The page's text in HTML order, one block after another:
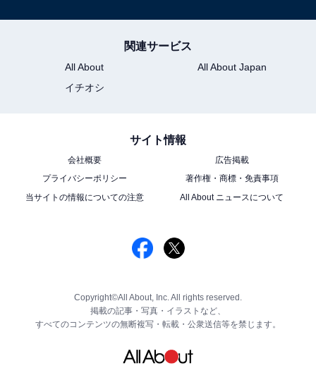
関連サービス
All About
All About Japan
イチオシ
サイト情報
会社概要
広告掲載
プライバシーポリシー
著作権・商標・免責事項
当サイトの情報についての注意
All About ニュースについて
Copyright©All About, Inc. All rights reserved.
掲載の記事・写真・イラストなど、
すべてのコンテンツの無断複写・転載・公衆送信等を禁じます。